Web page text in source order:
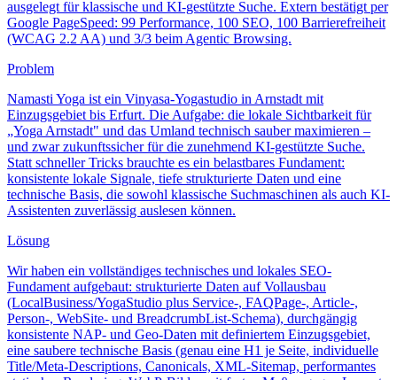
ausgelegt für klassische und KI-gestützte Suche. Extern bestätigt per
Google PageSpeed: 99 Performance, 100 SEO, 100 Barrierefreiheit
(WCAG 2.2 AA) und 3/3 beim Agentic Browsing.
Problem
Namasti Yoga ist ein Vinyasa-Yogastudio in Arnstadt mit
Einzugsgebiet bis Erfurt. Die Aufgabe: die lokale Sichtbarkeit für
„Yoga Arnstadt" und das Umland technisch sauber maximieren –
und zwar zukunftssicher für die zunehmend KI-gestützte Suche.
Statt schneller Tricks brauchte es ein belastbares Fundament:
konsistente lokale Signale, tiefe strukturierte Daten und eine
technische Basis, die sowohl klassische Suchmaschinen als auch KI-
Assistenten zuverlässig auslesen können.
Lösung
Wir haben ein vollständiges technisches und lokales SEO-
Fundament aufgebaut: strukturierte Daten auf Vollausbau
(LocalBusiness/YogaStudio plus Service-, FAQPage-, Article-,
Person-, WebSite- und BreadcrumbList-Schema), durchgängig
konsistente NAP- und Geo-Daten mit definiertem Einzugsgebiet,
eine saubere technische Basis (genau eine H1 je Seite, individuelle
Title/Meta-Descriptions, Canonicals, XML-Sitemap, performantes